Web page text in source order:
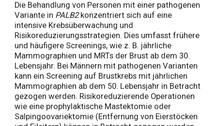
Die Behandlung von Personen mit einer pathogenen
Variante in PALB2konzentriert sich auf eine
intensive Krebsüberwachung und
Risikoreduzierungsstrategien. Dies umfasst frühere
und häufigere Screenings, wie z. B. jährliche
Mammographien und MRTs der Brust ab dem 30.
Lebensjahr. Bei Männern mit pathogenen Varianten
kann ein Screening auf Brustkrebs mit jährlichen
Mammographien ab dem 50. Lebensjahr in Betracht
gezogen werden. Risikoreduzierende Operationen
wie eine prophylaktische Mastektomie oder
Salpingoovariektomie (Entfernung von Eierstöcken